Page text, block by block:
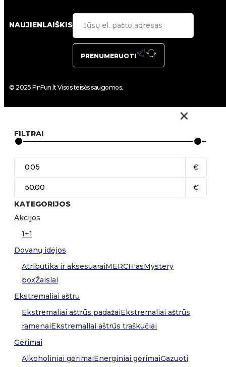
NAUJIENLAIŠKIS
PRENUMERUOTI
© 2025 FinFun.lt Visos teisės saugomos.
FILTRAI
€
€
KATEGORIJOS
Akcijos
1+1
Dovanų idėjos
Atributika ir aksesuaraiMERCH'asMystery
boxŽaislai
Ekstremaliai aštru
Ekstremaliai aštrūs padažaiEkstremaliai aštrūs
ramenaiEkstremaliai aštrūs traškučiai
Gėrimai
Alkoholiniai gėrimaiEnerginiai gėrimaiGazuoti